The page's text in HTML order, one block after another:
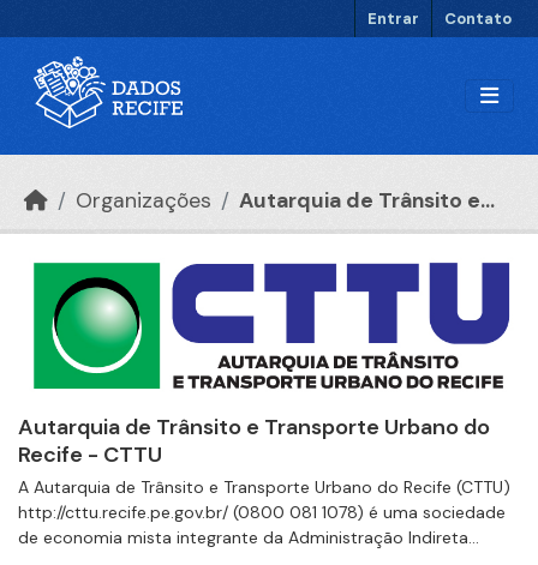
Entrar Contato
Organizações Autarquia de Trânsito e...
Autarquia de Trânsito e Transporte Urbano do
Recife - CTTU
A Autarquia de Trânsito e Transporte Urbano do Recife (CTTU)
http://cttu.recife.pe.gov.br/ (0800 081 1078) é uma sociedade
de economia mista integrante da Administração Indireta...